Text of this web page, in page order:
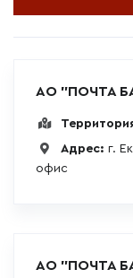
АО "ПОЧТА
Адрес: г.
офис
АО "ПОЧТА